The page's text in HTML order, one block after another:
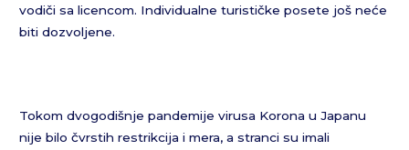
vodiči sa licencom. Individualne turističke posete još neće
biti dozvoljene.
Tokom dvogodišnje pandemije virusa Korona u Japanu
nije bilo čvrstih restrikcija i mera, a stranci su imali